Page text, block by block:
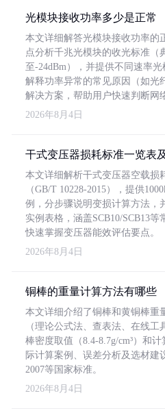
光模块接收功率多少是正常
本文详细解答光模块接收功率的
点分析千兆光模块的收光标准（
至-24dBm），并提供不同速率
解释功率异常的常见原因（如光
解决方案，帮助用户快速判断网
2026年8月4日
干式变压器损耗标准一览表
本文详细解析干式变压器空载损
（GB/T 10228-2015），提供
例，分步骤说明变损计算方法，
实例表格，涵盖SCB10/SCB13
快速掌握变压器能效评估要点。
2026年8月4日
铜棒的重量计算方法有哪些
本文详细介绍了铜棒和黄铜棒重
（理论公式法、查表法、在线工
棒密度取值（8.4-8.7g/cm³）和
际计算案例、误差分析及选材建
2007等国家标准。
2026年8月4日